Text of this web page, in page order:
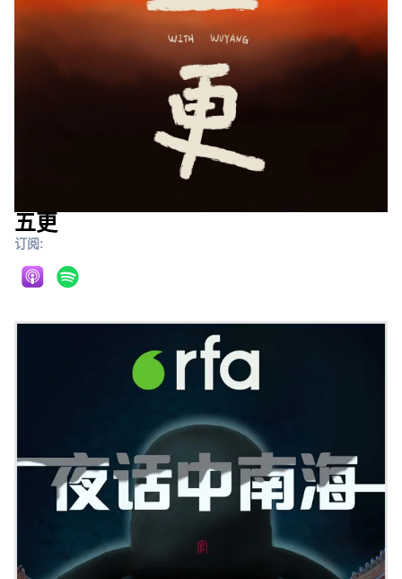
五更
订阅: